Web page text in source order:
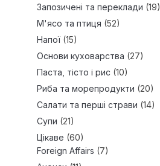
Запозичені та переклади (19)
М'ясо та птиця (52)
Напої (15)
Основи куховарства (27)
Паста, тісто і рис (10)
Риба та морепродукти (20)
Салати та перші страви (14)
Супи (21)
Цікаве (60)
Foreign Affairs (7)